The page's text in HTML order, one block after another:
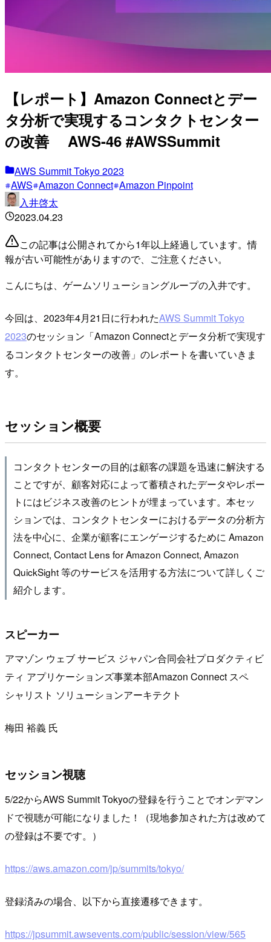
【レポート】Amazon Connectとデー
タ分析で実現するコンタクトセンター
の改善 AWS-46 #AWSSummit
AWS Summit Tokyo 2023
AWS Amazon Connect Amazon Pinpoint
入井啓太
2023.04.23
この記事は公開されてから1年以上経過しています。情
報が古い可能性がありますので、ご注意ください。
こんにちは、ゲームソリューショングループの入井です。
今回は、2023年4月21日に行われたAWS Summit Tokyo
2023のセッション「Amazon Connectとデータ分析で実現す
るコンタクトセンターの改善」のレポートを書いていきま
す。
セッション概要
コンタクトセンターの目的は顧客の課題を迅速に解決する
ことですが、顧客対応によって蓄積されたデータやレポー
トにはビジネス改善のヒントが埋まっています。本セッ
ションでは、コンタクトセンターにおけるデータの分析方
法を中心に、企業が顧客にエンゲージするために Amazon
Connect, Contact Lens for Amazon Connect, Amazon
QuickSight 等のサービスを活用する方法について詳しくご
紹介します。
スピーカー
アマゾン ウェブ サービス ジャパン合同会社プロダクティビ
ティ アプリケーションズ事業本部Amazon Connect スペ
シャリスト ソリューションアーキテクト
梅田 裕義 氏
セッション視聴
5/22からAWS Summit Tokyoの登録を行うことでオンデマン
ドで視聴が可能になりました！（現地参加された方は改めて
の登録は不要です。）
https://aws.amazon.com/jp/summits/tokyo/
登録済みの場合、以下から直接遷移できます。
https://jpsummit.awsevents.com/public/session/view/565